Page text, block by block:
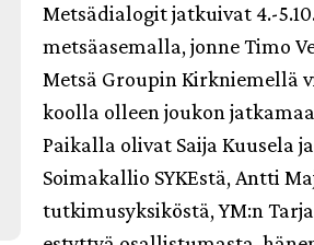
Metsädialogit jatkuivat 4.-
metsäasemalla, jonne Timo
Metsä Groupin Kirkniemellä
koolla olleen joukon
Paikalla olivat Saija Kuusela
Soimakallio SYKEstä, Antti
tutkimusyksiköstä, YM:n